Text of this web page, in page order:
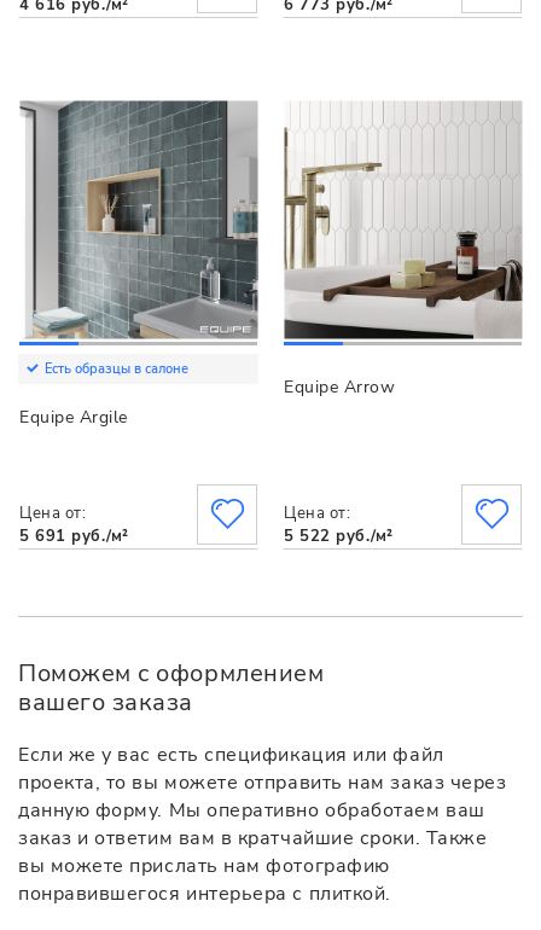
4 616 руб./м² 6 773 руб./м²
Есть образцы в салоне
Equipe Argile
Цена от:
5 691 руб./м²
Equipe Arrow
Цена от:
5 522 руб./м²
Поможем с оформлением
вашего заказа
Если же у вас есть спецификация или файл
проекта, то вы можете отправить нам заказ через
данную форму. Мы оперативно обработаем ваш
заказ и ответим вам в кратчайшие сроки. Также
вы можете прислать нам фотографию
понравившегося интерьера с плиткой.